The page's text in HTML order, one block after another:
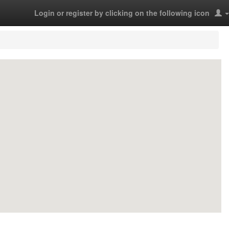
Login or register by clicking on the following icon